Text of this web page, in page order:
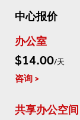
中心报价
办公室
$14.00/天
咨询
共享办公空间